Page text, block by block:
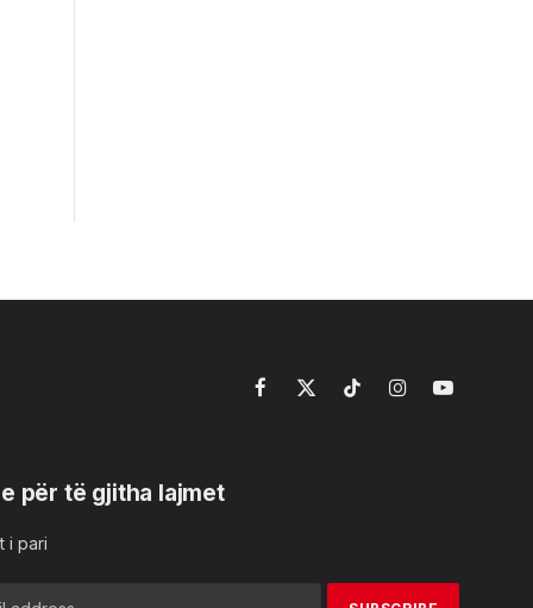
Facebook
X
TikTokInstagramYouTube
për të gjitha lajmet
i pari